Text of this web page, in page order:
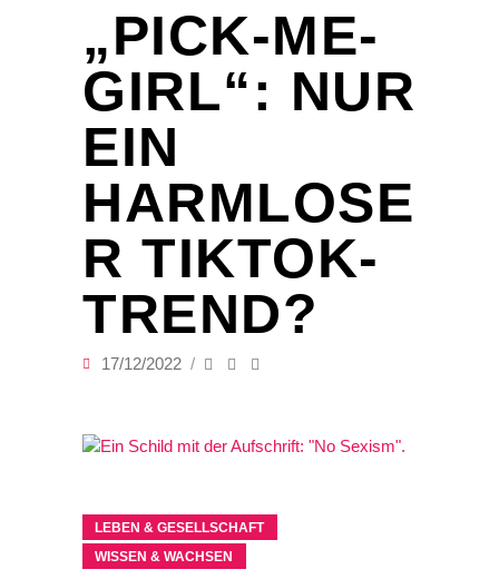
„PICK-ME-
GIRL“: NUR
EIN
HARMLOSE
R TIKTOK-
TREND?
17/12/2022
LEBEN & GESELLSCHAFT
WISSEN & WACHSEN